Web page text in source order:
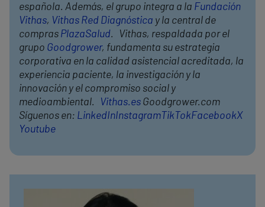
española. Además, el grupo integra a la Fundación
Vithas, Vithas Red Diagnóstica y la central de
compras PlazaSalud. Vithas, respaldada por el
grupo Goodgrower, fundamenta su estrategia
corporativa en la calidad asistencial acreditada, la
experiencia paciente, la investigación y la
innovación y el compromiso social y
medioambiental.
Vithas.es Goodgrower.com
Síguenos en: LinkedInInstagram TikTokFacebookX
Youtube